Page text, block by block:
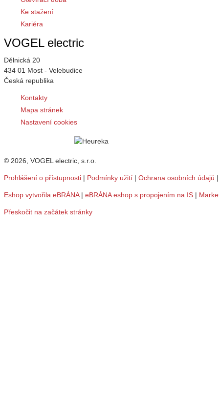
Ke stažení
Kariéra
VOGEL electric
Dělnická 20
434 01 Most - Velebudice
Česká republika
Kontakty
Mapa stránek
Nastavení cookies
© 2026, VOGEL electric, s.r.o.
Prohlášení o přístupnosti | Podmínky užití | Ochrana osobních údajů
Eshop vytvořila eBRÁNA| eBRÁNA eshop s propojením na IS |
Přeskočit na začátek stránky